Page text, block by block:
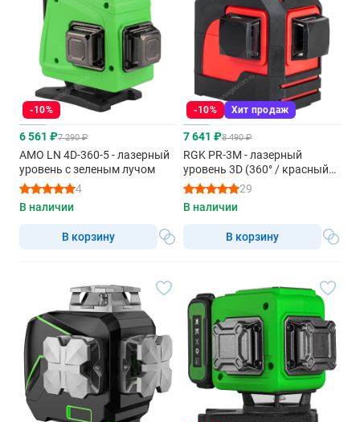
-10%
6 561 ₽7 290 ₽
AMO LN 4D-360-5 - лазерный
уровень с зеленым лучом
4
В наличии
В корзину
-10% Хит продаж
7 641 ₽8 490 ₽
RGK PR-3M - лазерный
уровень 3D (360° / красный
луч / 20м) 29
В наличии
В корзину